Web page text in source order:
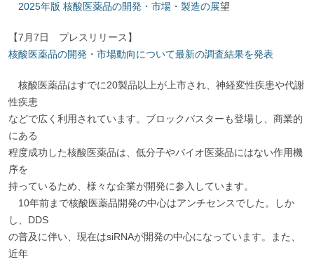
2025年版 核酸医薬品の開発・市場・製造の展望
【7月7日 プレスリリース】
核酸医薬品の開発・市場動向について最新の調査結果を発表
核酸医薬品はすでに20製品以上が上市され、神経変性疾患や代謝
性疾患
などで広く利用されています。ブロックバスターも登場し、商業的
にある
程度成功した核酸医薬品は、低分子やバイオ医薬品にはない作用機
序を
持っているため、様々な企業が開発に参入しています。
10年前まで核酸医薬品開発の中心はアンチセンスでした。しか
し、DDS
の普及に伴い、現在はsiRNAが開発の中心になっています。また、
近年